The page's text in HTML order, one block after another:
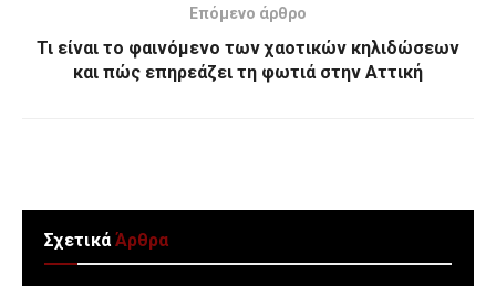
Επόμενο άρθρο
Τι είναι το φαινόμενο των χαοτικών κηλιδώσεων
και πώς επηρεάζει τη φωτιά στην Αττική
ΣχετικάΆρθρα